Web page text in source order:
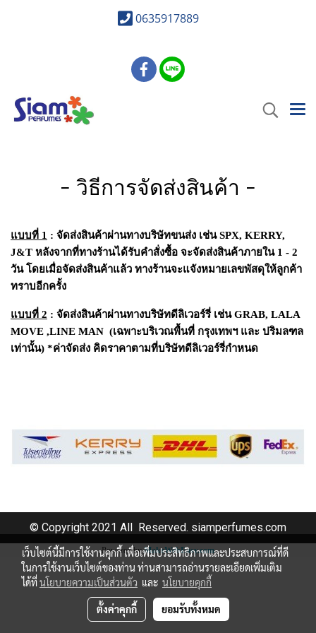
0635917889
- วิธีการจัดส่งสินค้า -
แบบที่ 1 : จัดส่งสินค้าผ่านทางบริษัทขนส่ง เช่น SPX, KERRY,
J&T หลังจากที่ทางร้านได้รับคำสั่งซื้อ จะจัดส่งสินค้าภายใน 1 - 2
วัน โดยเมื่อจัดส่งสินค้าแล้ว ทางร้านจะแจังหมายเลขพัสดุให้ลูกค้า
ทราบอีกครั้ง
แบบที่ 2 : จัดส่งสินค้าผ่านทางบริษัทดีลิเวอร์รี่ เช่น GRAB, LALA
MOVE ,LINE MAN (เฉพาะบริเวณพื้นที่ กรุงเทพฯ และ ปริมลฑล
เท่านั้น) *ค่าจัดส่ง คิดราคาตามที่บริษัทดีลิเวอร์รี่กำหนด
© Copyright 2021 All Reserved. siamperfumes.com
Powered byMakeWebEasy.com
เว็บไซต์นี้มีการใช้งานคุกกี้ เพื่อเพิ่มประสิทธิภาพและประสบการณ์ที่ดี
ในการใช้งานเว็บไซต์ของท่าน ท่านสามารถอ่านรายละเอียดเพิ่มเติม
ได้ที่นโยบายความเป็นส่วนตัว และ นโยบายคุกกี้
ตั้งค่าคุกกี้ ยอมรับทั้งหมด